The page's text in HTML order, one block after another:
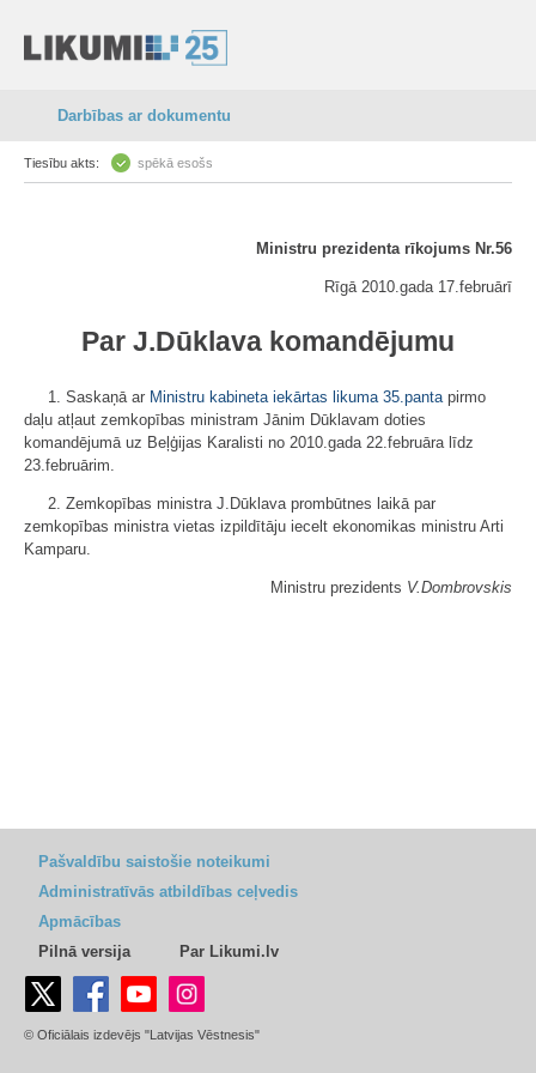
Darbības ar dokumentu
Tiesību akts: spēkā esošs
Ministru prezidenta rīkojums Nr.56
Rīgā 2010.gada 17.februārī
Par J.Dūklava komandējumu
1. Saskaņā ar Ministru kabineta iekārtas likuma 35.pantapirmo
daļu atļaut zemkopības ministram Jānim Dūklavam doties
komandējumā uz Beļģijas Karalisti no 2010.gada 22.februāra līdz
23.februārim.
2. Zemkopības ministra J.Dūklava prombūtnes laikā par
zemkopības ministra vietas izpildītāju iecelt ekonomikas ministru Arti
Kamparu.
Ministru prezidents V.Dombrovskis
Pašvaldību saistošie noteikumi
Administratīvās atbildības ceļvedis
Apmācības
Pilnā versija
Par Likumi.lv
© Oficiālais izdevējs "Latvijas Vēstnesis"